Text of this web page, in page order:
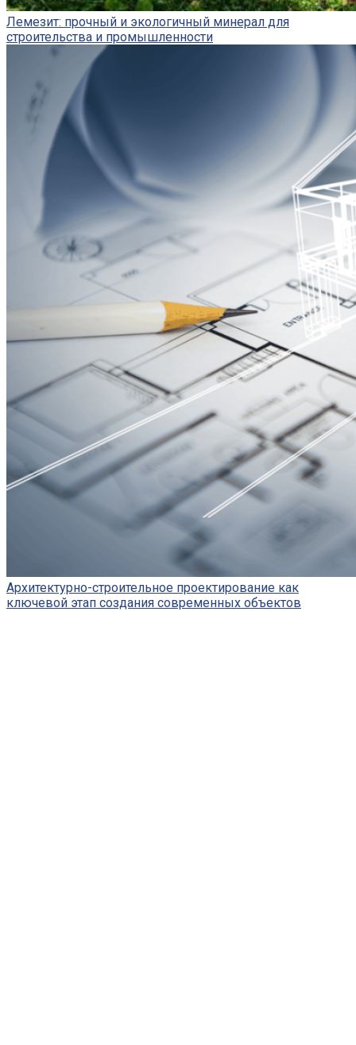
Лемезит: прочный и экологичный минерал для
строительства и промышленности
Архитектурно-строительное проектирование как
ключевой этап создания современных объектов